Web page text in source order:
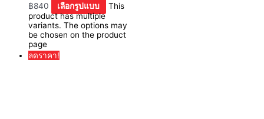
฿840 เลือกรูปแบบ
This
product has multiple
variants. The options may
be chosen on the product
page
ลดราคา!